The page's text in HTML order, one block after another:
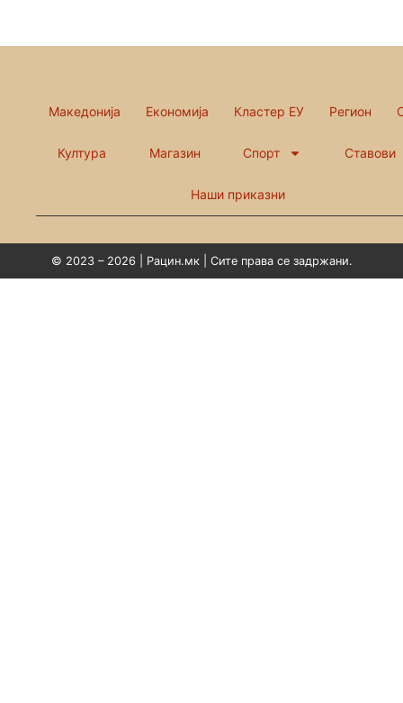
Македонија Економија Кластер ЕУ Регион
Култура Магазин Спорт Ставови
Наши приказни
© 2023 – 2026 | Рацин.мк | Сите права се задржани.